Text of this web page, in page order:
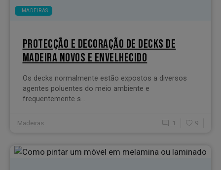
MADEIRAS
PROTECÇÃO E DECORAÇÃO DE DECKS DE
MADEIRA NOVOS E ENVELHECIDO
Os decks normalmente estão expostos a diversos
agentes poluentes do meio ambiente e
frequentemente s...
Madeiras 1 9